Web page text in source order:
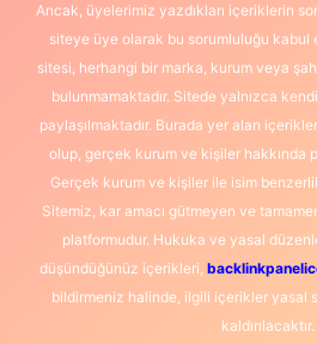
Ancak, üyelerimiz yazdıkları içeriklerin
siteye üye olarak bu sorumluluğu kabul
sitesi, herhangi bir marka, kurum veya
bulunmamaktadır. Sitede yalnızca
paylaşılmaktadır. Burada yer alan
olup, gerçek kurum ve kişiler hakkında
Gerçek kurum ve kişiler ile isim
Sitemiz, kar amacı gütmeyen ve
platformudur. Hukuka ve yasal
düşündüğünüz içerikleri,
bildirmeniz halinde, ilgili içerikler yasal
kaldırılacaktır.